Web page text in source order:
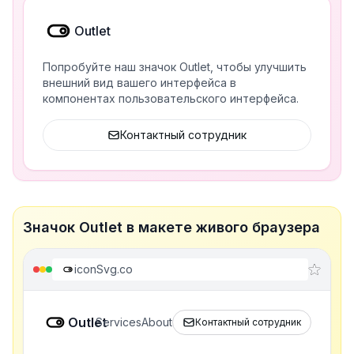
Outlet
Попробуйте наш значок Outlet, чтобы улучшить
внешний вид вашего интерфейса в
компонентах пользовательского интерфейса.
Контактный сотрудник
Значок Outlet в макете живого браузера
iconSvg.co
OutletServicesAbout Контактный сотрудник